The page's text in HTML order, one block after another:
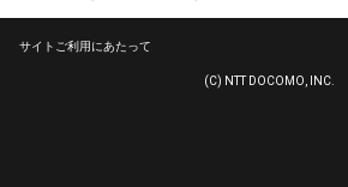
サイトご利用にあたって
(C) NTT DOCOMO, INC.